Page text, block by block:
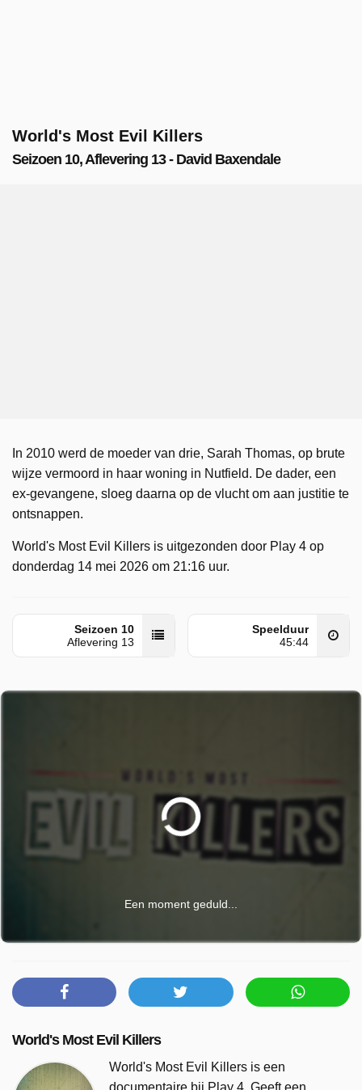
World's Most Evil Killers
Seizoen 10, Aflevering 13 - David Baxendale
In 2010 werd de moeder van drie, Sarah Thomas, op brute
wijze vermoord in haar woning in Nutfield. De dader, een
ex-gevangene, sloeg daarna op de vlucht om aan justitie te
ontsnappen.
World's Most Evil Killers is uitgezonden door Play 4 op
donderdag 14 mei 2026 om 21:16 uur.
Seizoen 10
Aflevering 13
Speelduur
45:44
Een moment geduld...
World's Most Evil Killers
World's Most Evil Killers is een
documentaire bij Play 4. Geeft een